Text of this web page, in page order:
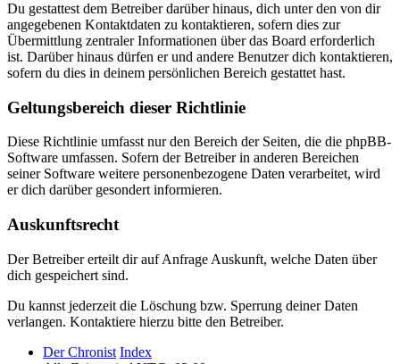
Du gestattest dem Betreiber darüber hinaus, dich unter den von dir
angegebenen Kontaktdaten zu kontaktieren, sofern dies zur
Übermittlung zentraler Informationen über das Board erforderlich
ist. Darüber hinaus dürfen er und andere Benutzer dich kontaktieren,
sofern du dies in deinem persönlichen Bereich gestattet hast.
Geltungsbereich dieser Richtlinie
Diese Richtlinie umfasst nur den Bereich der Seiten, die die phpBB-
Software umfassen. Sofern der Betreiber in anderen Bereichen
seiner Software weitere personenbezogene Daten verarbeitet, wird
er dich darüber gesondert informieren.
Auskunftsrecht
Der Betreiber erteilt dir auf Anfrage Auskunft, welche Daten über
dich gespeichert sind.
Du kannst jederzeit die Löschung bzw. Sperrung deiner Daten
verlangen. Kontaktiere hierzu bitte den Betreiber.
Der Chronist Index